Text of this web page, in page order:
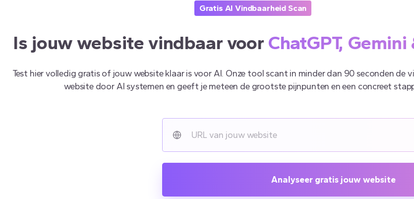
Gratis AI Vindbaarheid Scan
Is jouw website vindbaar voor ChatGPT, Gemini
Test hier volledig gratis of jouw website klaar is voor AI. Onze tool scant in minder dan 90 seconden de
website door AI systemen en geeft je meteen de grootste pijnpunten en een concreet
Analyseer gratis jouw website